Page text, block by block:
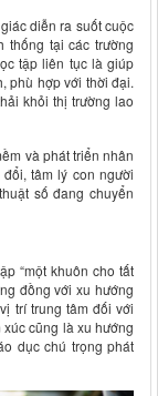
diễn ra suốt cuộc
thống tại các trường
tập liên tục là giúp
phù hợp với thời đại.
khỏi thị trường lao
và phát triển nhân
tâm lý con người
số đang chuyển
“một khuôn cho tất
đồng với xu hướng
trí trung tâm đối với
cũng là xu hướng
dục chú trọng phát